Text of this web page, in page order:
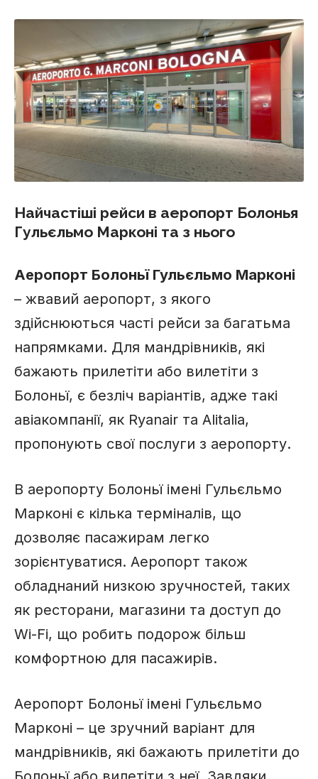
Найчастіші рейси в аеропорт Болонья
Гульєльмо Марконі та з нього
Аеропорт Болоньї Гульєльмо Марконі
– жвавий аеропорт, з якого
здійснюються часті рейси за багатьма
напрямками. Для мандрівників, які
бажають прилетіти або вилетіти з
Болоньї, є безліч варіантів, адже такі
авіакомпанії, як Ryanair та Alitalia,
пропонують свої послуги з аеропорту.
В аеропорту Болоньї імені Гульєльмо
Марконі є кілька терміналів, що
дозволяє пасажирам легко
зорієнтуватися. Аеропорт також
обладнаний низкою зручностей, таких
як ресторани, магазини та доступ до
Wi-Fi, що робить подорож більш
комфортною для пасажирів.
Аеропорт Болоньї імені Гульєльмо
Марконі – це зручний варіант для
мандрівників, які бажають прилетіти до